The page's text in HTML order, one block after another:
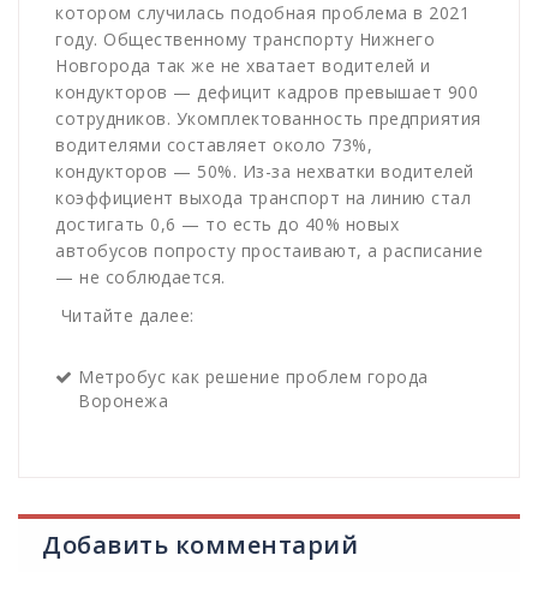
котором случилась подобная проблема в 2021
году. Общественному транспорту Нижнего
Новгорода так же не хватает водителей и
кондукторов — дефицит кадров превышает 900
сотрудников. Укомплектованность предприятия
водителями составляет около 73%,
кондукторов — 50%. Из-за нехватки водителей
коэффициент выхода транспорт на линию стал
достигать 0,6 — то есть до 40% новых
автобусов попросту простаивают, а расписание
— не соблюдается.
Читайте далее:
Метробус как решение проблем города
Воронежа
Добавить комментарий